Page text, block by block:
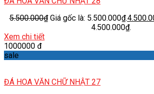
5.500.000₫ Giá gốc là: 5.500.000₫.
4.500.000₫.
Xem chi tiết
1000000 đ
sale
ĐÁ HOA VĂN CHỮ NHẬT 27